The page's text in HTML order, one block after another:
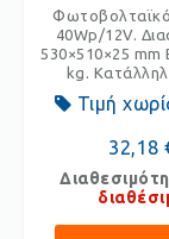
Φωτοβολταϊκό
40Wp/12V.
530×510×25 mm
kg.
Τιμή
32,18